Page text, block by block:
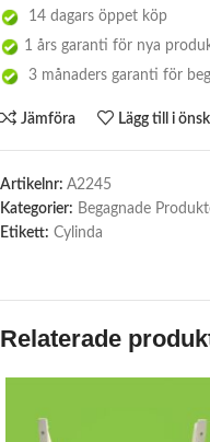
14 dagars öppet köp
1 års garanti för nya
3 månaders garanti för
Jämföra Lägg till i
Artikelnr: A2245
Kategorier: Begagnade
Etikett: Cylinda
Relaterade